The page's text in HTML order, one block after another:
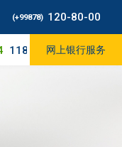
(+99878) 120-80-00
11890/12010网上银行服务